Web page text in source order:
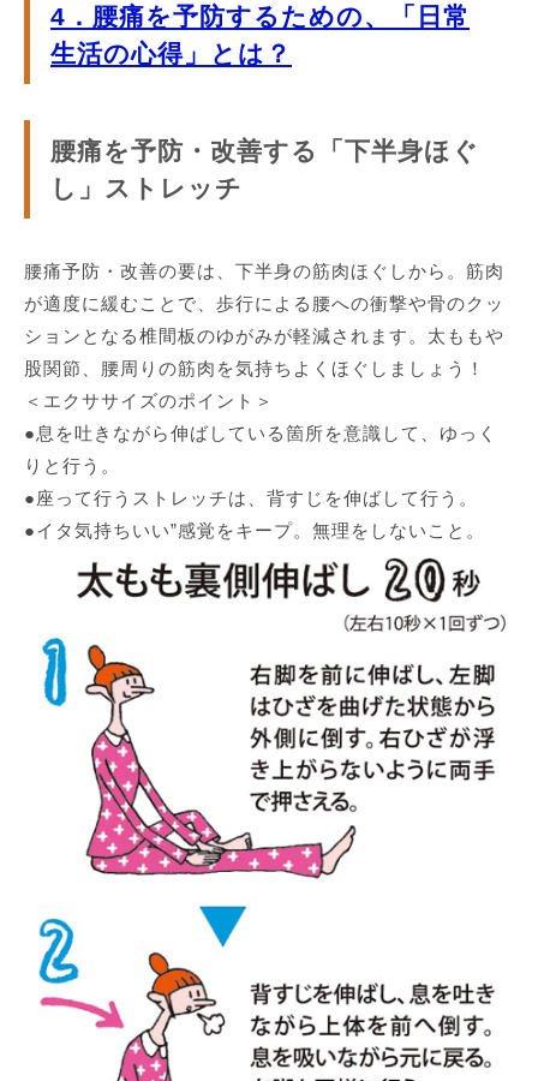
4．腰痛を予防するための、「日常
生活の心得」とは？
腰痛を予防・改善する「下半身ほぐ
し」ストレッチ
腰痛予防・改善の要は、下半身の筋肉ほぐしから。筋肉
が適度に緩むことで、歩行による腰への衝撃や骨のクッ
ションとなる椎間板のゆがみが軽減されます。太ももや
股関節、腰周りの筋肉を気持ちよくほぐしましょう！
＜エクササイズのポイント＞
●息を吐きながら伸ばしている箇所を意識して、ゆっく
りと行う。
●座って行うストレッチは、背すじを伸ばして行う。
●イタ気持ちいい”感覚をキープ。無理をしないこと。